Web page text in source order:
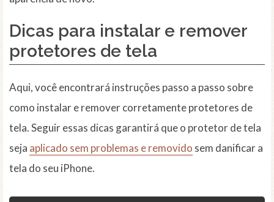
Dicas para instalar e remover
protetores de tela
Aqui, você encontrará instruções passo a passo sobre
como instalar e remover corretamente protetores de
tela. Seguir essas dicas garantirá que o protetor de tela
seja aplicado sem problemas e removido sem danificar a
tela do seu iPhone.